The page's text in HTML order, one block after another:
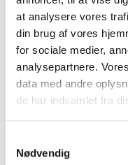
at analysere vores
din brug af vores
for sociale medier,
analysepartnere.
data med andre
de har indsamlet fra
Nødvendig
FORLAGET SUPERLUX
FORLAGET
GADS FORLAG